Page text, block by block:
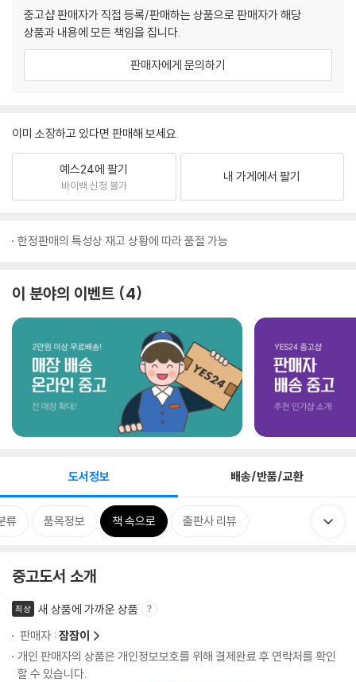
중고샵 판매자가 직접 등록/판매하는 상품으로 판매자가 해당
상품과 내용에 모든 책임을 집니다.
판매자에게 문의하기
이미 소장하고 있다면 판매해 보세요.
예스24에 팔기
바이백 신청 불가
내 가게에서 팔기
한정판매의 특성상 재고 상황에 따라 품절 가능
이 분야의 이벤트 4
도서정보 배송/반품/교환
류 품목정보 책 속으로 출판사 리뷰
중고도서 소개
최상
새 상품에 가까운 상품
판매자 : 잠잠이
개인 판매자의 상품은 개인정보보호를 위해 결제완료 후 연락처를 확인
할 수 있습니다.